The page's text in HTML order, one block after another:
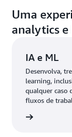
Uma
analytics e
IA e ML
Desenvolva,
learning,
qualquer caso
fluxos de